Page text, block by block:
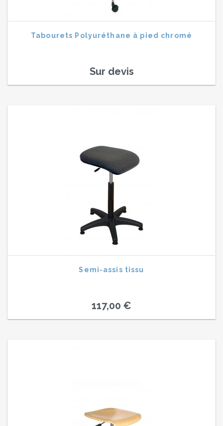
Tabourets Polyuréthane à pied chromé
Sur devis
Semi-assis tissu
117,00 €